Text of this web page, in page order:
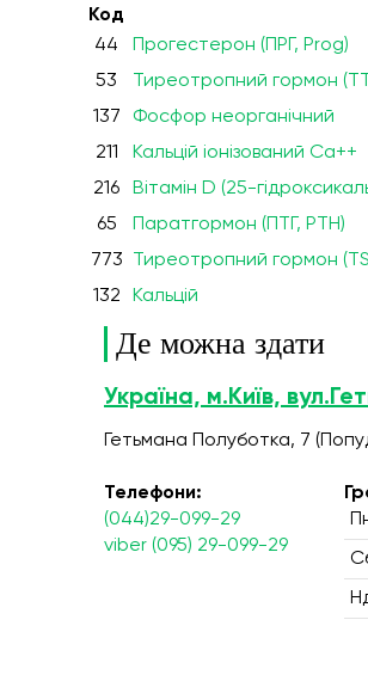
Код
44
Прогестерон (ПРГ, Prog)
53 Тиреотропний гормон
137 Фосфор неорганічний
211 Кальцій іонізований Ca++
216 Вітамін D (25-
65 Паратгормон (ПТГ, PTH)
773 Тиреотропний гормон
132 Кальцій
Де можна здати
Україна, м.Київ,
Гетьмана Полуботка, 7
Телефони:
(044)29-099-29
viber (095) 29-099-29